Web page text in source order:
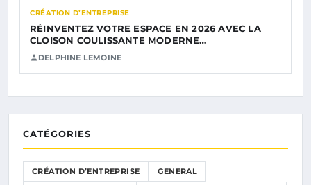
CRÉATION D’ENTREPRISE
RÉINVENTEZ VOTRE ESPACE EN 2026 AVEC LA
CLOISON COULISSANTE MODERNE…
DELPHINE LEMOINE
CATÉGORIES
CRÉATION D’ENTREPRISE GENERAL